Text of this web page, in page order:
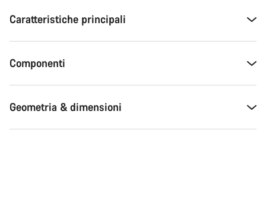
Caratteristiche principali
Componenti
Geometria & dimensioni